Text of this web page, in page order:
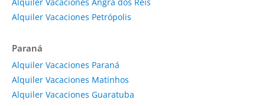
Alquiler Vacaciones Petrópolis
Paraná
Alquiler Vacaciones Paraná
Alquiler Vacaciones Matinhos
Alquiler Vacaciones Guaratuba